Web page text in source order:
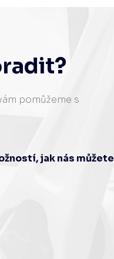
pomůžeme s
jak nás můžete